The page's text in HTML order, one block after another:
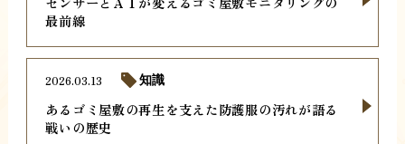
最前線
あるゴミ屋敷の再生を支えた防護服の汚れが語る
戦いの歴史
2026.03.13 知識